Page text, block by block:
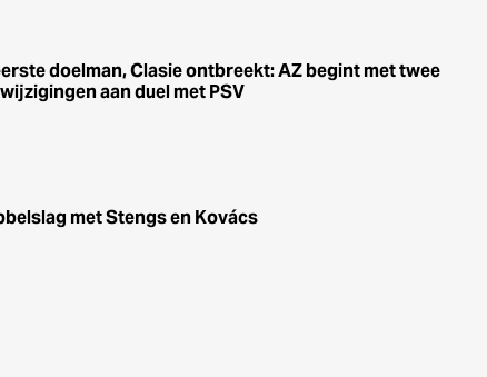
doelman, Clasie ontbreekt: AZ begint met twee
aan duel met PSV
met Stengs en Kovács